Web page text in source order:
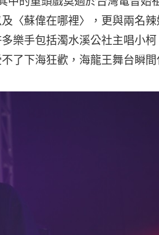
〈蘇偉在哪裡〉，更與兩名
樂手包括濁水溪公社主唱小
了下海狂歡，海龍王舞台瞬間